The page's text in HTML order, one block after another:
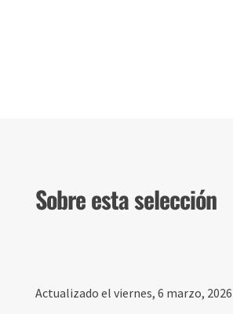
Sobre esta selección
Actualizado el viernes, 6 marzo, 2026